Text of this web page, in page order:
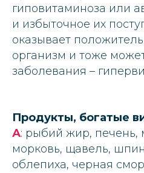
гиповитаминоза или
и избыточное их
оказывает
организм и тоже
заболевания –
Продукты, богатые
А: рыбий жир, печень,
морковь, щавель,
облепиха, черная